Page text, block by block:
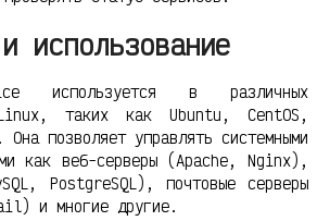
использование
используется в различных
Linux, таких как Ubuntu, CentOS,
позволяет управлять системными
как веб-серверы (Apache, Nginx),
PostgreSQL), почтовые серверы
и многие другие.